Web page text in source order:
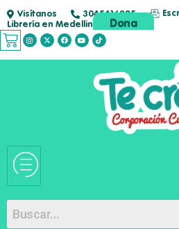
Visítanos 3045416285
Librería en Medellin
Dona